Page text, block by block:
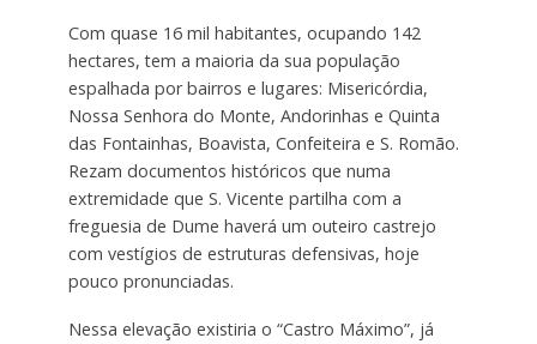
Com quase 16 mil habitantes, ocupando 142
hectares, tem a maioria da sua população
espalhada por bairros e lugares: Misericórdia,
Nossa Senhora do Monte, Andorinhas e Quinta
das Fontainhas, Boavista, Confeiteira e S. Romão.
Rezam documentos históricos que numa
extremidade que S. Vicente partilha com a
freguesia de Dume haverá um outeiro castrejo
com vestígios de estruturas defensivas, hoje
pouco pronunciadas.
Nessa elevação existiria o “Castro Máximo”, já